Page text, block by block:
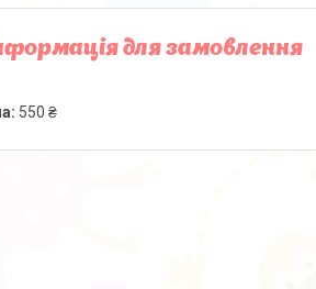
для замовлення
550 ₴